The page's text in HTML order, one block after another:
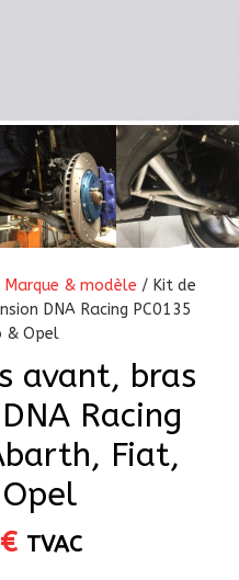
Marque & modèle / Kit de
DNA Racing PC0135
& Opel
avant, bras
Racing
Fiat,
€Le
TVAC